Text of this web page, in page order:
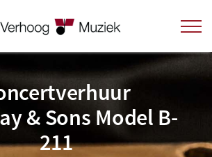
& Sons Model B-
211